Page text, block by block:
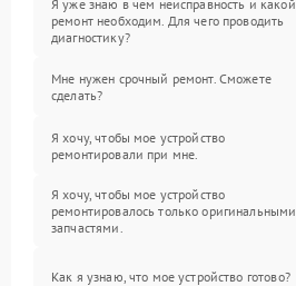
Я уже знаю в чем неисправность и какой
ремонт необходим. Для чего проводить
диагностику?
Мне нужен срочный ремонт. Сможете
сделать?
Я хочу, чтобы мое устройство
ремонтировали при мне.
Я хочу, чтобы мое устройство
ремонтировалось только оригинальными
запчастями.
Как я узнаю, что мое устройство готово?